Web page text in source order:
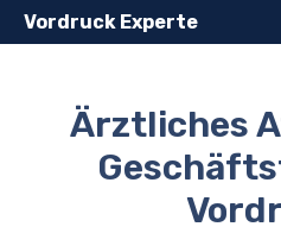
Zum
Inhalt
Vordruck Experte
Ärztliches